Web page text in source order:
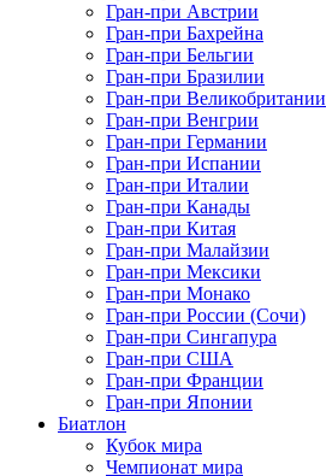
Гран-при Австрии
Гран-при Бахрейна
Гран-при Бельгии
Гран-при Бразилии
Гран-при Великобритании
Гран-при Венгрии
Гран-при Германии
Гран-при Испании
Гран-при Италии
Гран-при Канады
Гран-при Китая
Гран-при Малайзии
Гран-при Мексики
Гран-при Монако
Гран-при России (Сочи)
Гран-при Сингапура
Гран-при США
Гран-при Франции
Гран-при Японии
Биатлон
Кубок мира
Чемпионат мира